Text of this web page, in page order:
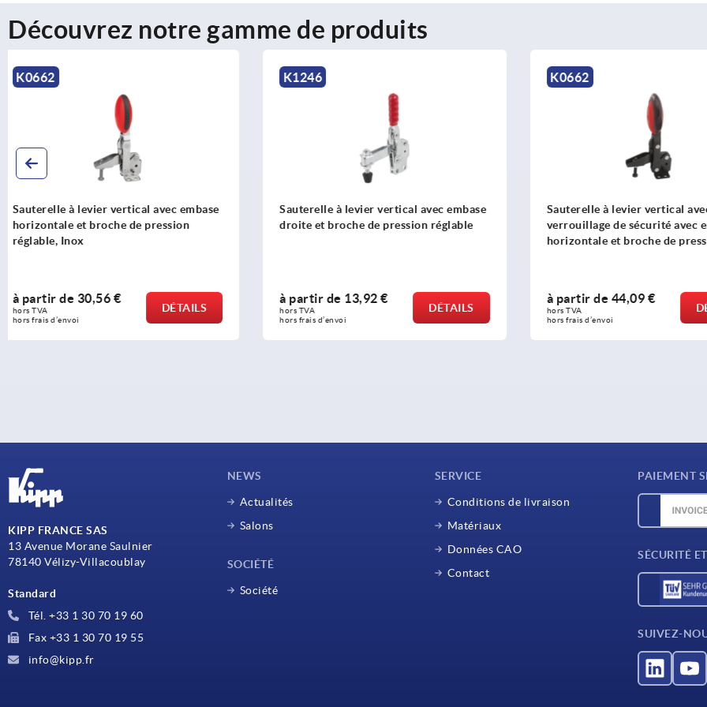
Découvrez notre gamme de produits
K1246
Sauterelle à levier vertical avec embase
droite et broche de pression réglable
à partir de13,92 €
hors TVA
hors frais d’envoi
DÉTAILS
K0662
Sauterelle à levier vertical avec
verrouillage de sécurité avec embase
à partir de44,09 €
hors TVA
hors frais d’envoi
DÉTAILS
K0661
Sauterelle à levier
verrouillage de sécurité
verticale et broche de
à partir de44,76 €
hors TVA
hors frais d’envoi
KIPP FRANCE SAS
13 Avenue Morane Saulnier
78140 Vélizy-Villacoublay
Standard
Tél. +33 1 30 70 19 60
Fax +33 1 30 70 19 55
info@kipp.fr
NEWS
Actualités
Salons
SOCIÉTÉ
Société
SERVICE
Conditions de livraison
Matériaux
Données CAO
Contact
PAIEMENT
SÉCURITÉ
SUIVEZ-